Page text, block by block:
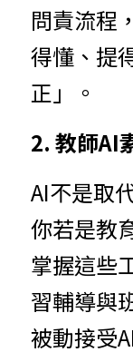
問責流程
得懂、提
正」。
2. 教師AI
AI不是取
你若是教
掌握這些
習輔導與
被動接受